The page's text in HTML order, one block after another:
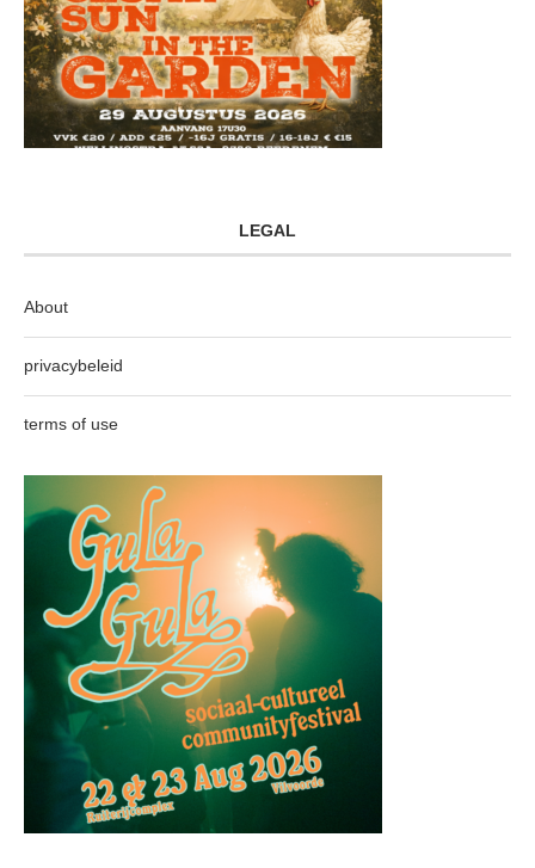
LEGAL
About
privacybeleid
terms of use